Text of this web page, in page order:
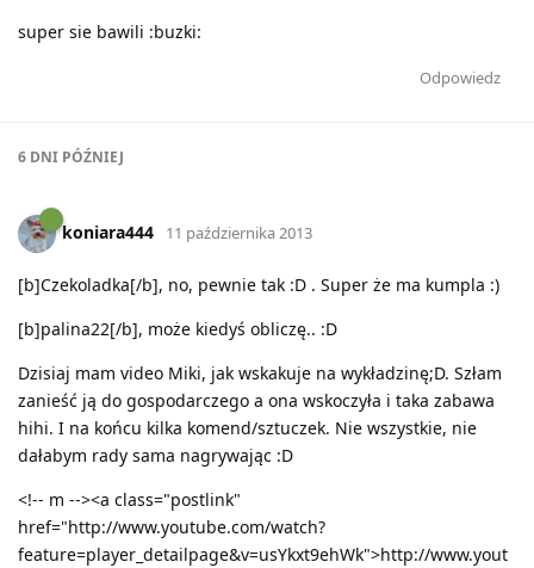
super sie bawili :buzki:
Odpowiedz
6 DNI PÓŹNIEJ
koniara444 11 października 2013
[b]Czekoladka[/b], no, pewnie tak :D . Super że ma kumpla :)
[b]palina22[/b], może kiedyś obliczę.. :D
Dzisiaj mam video Miki, jak wskakuje na wykładzinę;D. Szłam
zanieść ją do gospodarczego a ona wskoczyła i taka zabawa
hihi. I na końcu kilka komend/sztuczek. Nie wszystkie, nie
dałabym rady sama nagrywając :D
<!-- m --><a class="postlink"
href="http://www.youtube.com/watch?
feature=player_detailpage&v=usYkxt9ehWk">http://www.yout